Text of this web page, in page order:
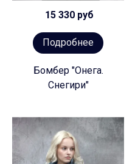
15 330 руб
Подробнее
Бомбер "Онега.
Снегири"